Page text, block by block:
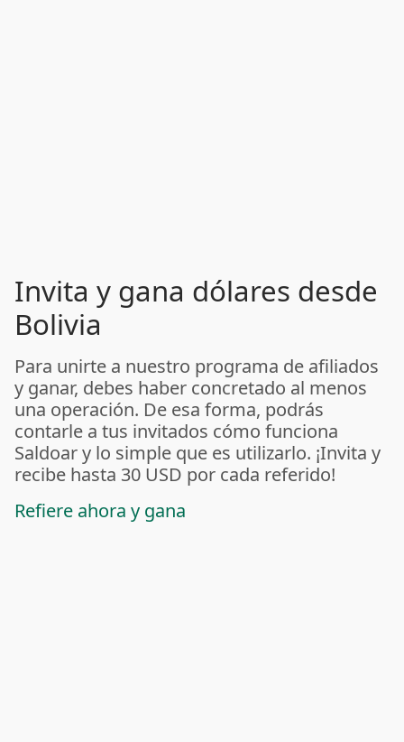
Invita y gana dólares desde
Bolivia
Para unirte a nuestro programa de afiliados
y ganar, debes haber concretado al menos
una operación. De esa forma, podrás
contarle a tus invitados cómo funciona
Saldoar y lo simple que es utilizarlo. ¡Invita y
recibe hasta 30 USD por cada referido!
Refiere ahora y gana